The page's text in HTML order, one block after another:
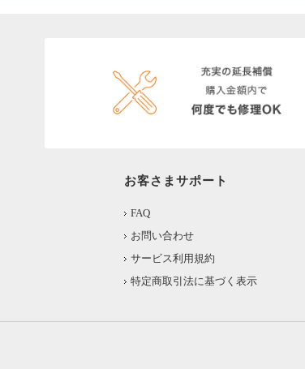
お客さまサポート
FAQ
お問い合わせ
サービス利用規約
特定商取引法に基づく表示